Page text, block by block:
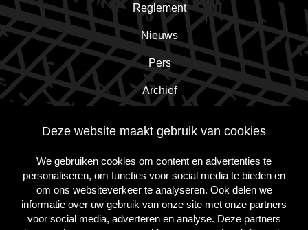
Deze website maakt gebruik van cookies
We gebruiken cookies om content en advertenties te
personaliseren, om functies voor social media te bieden en
om ons websiteverkeer te analyseren. Ook delen we
informatie over uw gebruik van onze site met onze partners
voor social media, adverteren en analyse. Deze partners
Reglement
Nieuws
Pers
Archief
Schrijf je in voor de nieuwsbrief!
Inschrijven